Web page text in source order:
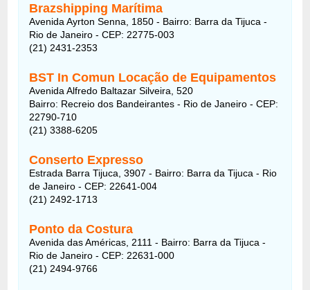
Brazshipping Marítima
Avenida Ayrton Senna, 1850 - Bairro: Barra da Tijuca -
Rio de Janeiro - CEP: 22775-003
(21) 2431-2353
BST In Comun Locação de Equipamentos
Avenida Alfredo Baltazar Silveira, 520
Bairro: Recreio dos Bandeirantes - Rio de Janeiro - CEP:
22790-710
(21) 3388-6205
Conserto Expresso
Estrada Barra Tijuca, 3907 - Bairro: Barra da Tijuca - Rio
de Janeiro - CEP: 22641-004
(21) 2492-1713
Ponto da Costura
Avenida das Américas, 2111 - Bairro: Barra da Tijuca -
Rio de Janeiro - CEP: 22631-000
(21) 2494-9766